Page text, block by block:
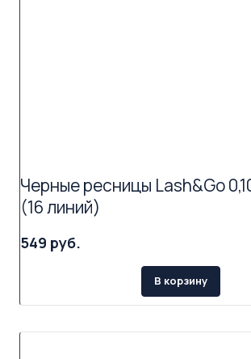
Черные ресницы Lash&Go
(16 линий)
549 руб.
В корзину